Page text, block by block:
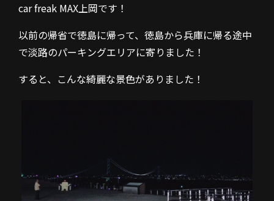
car freak MAX上岡です！
以前の帰省で徳島に帰って、徳島から兵庫に帰る途中
で淡路のパーキングエリアに寄りました！
すると、こんな綺麗な景色がありました！